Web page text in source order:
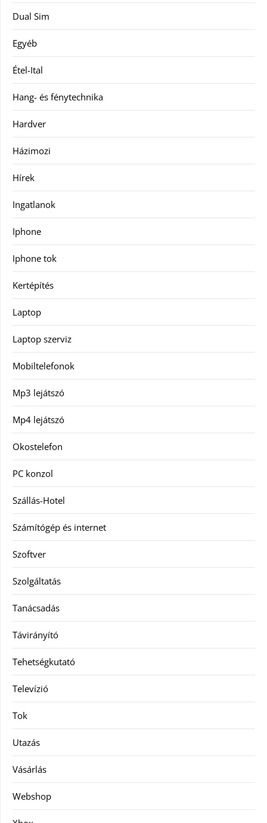
Dual Sim
Egyéb
Étel-Ital
Hang- és fénytechnika
Hardver
Házimozi
Hírek
Ingatlanok
Iphone
Iphone tok
Kertépítés
Laptop
Laptop szerviz
Mobiltelefonok
Mp3 lejátszó
Mp4 lejátszó
Okostelefon
PC konzol
Szállás-Hotel
Számítógép és internet
Szoftver
Szolgáltatás
Tanácsadás
Távirányító
Tehetségkutató
Televízió
Tok
Utazás
Vásárlás
Webshop